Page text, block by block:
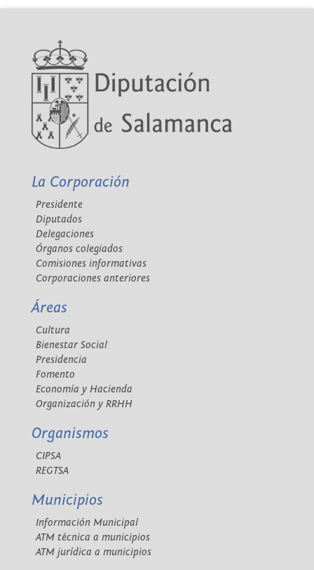
La Corporación
Presidente
Diputados
Delegaciones
Órganos colegiados
Comisiones informativas
Corporaciones anteriores
Áreas
Cultura
Bienestar Social
Presidencia
Fomento
Economía y Hacienda
Organización y RRHH
Organismos
CIPSA
REGTSA
Municipios
Información Municipal
ATM técnica a municipios
ATM jurídica a municipios